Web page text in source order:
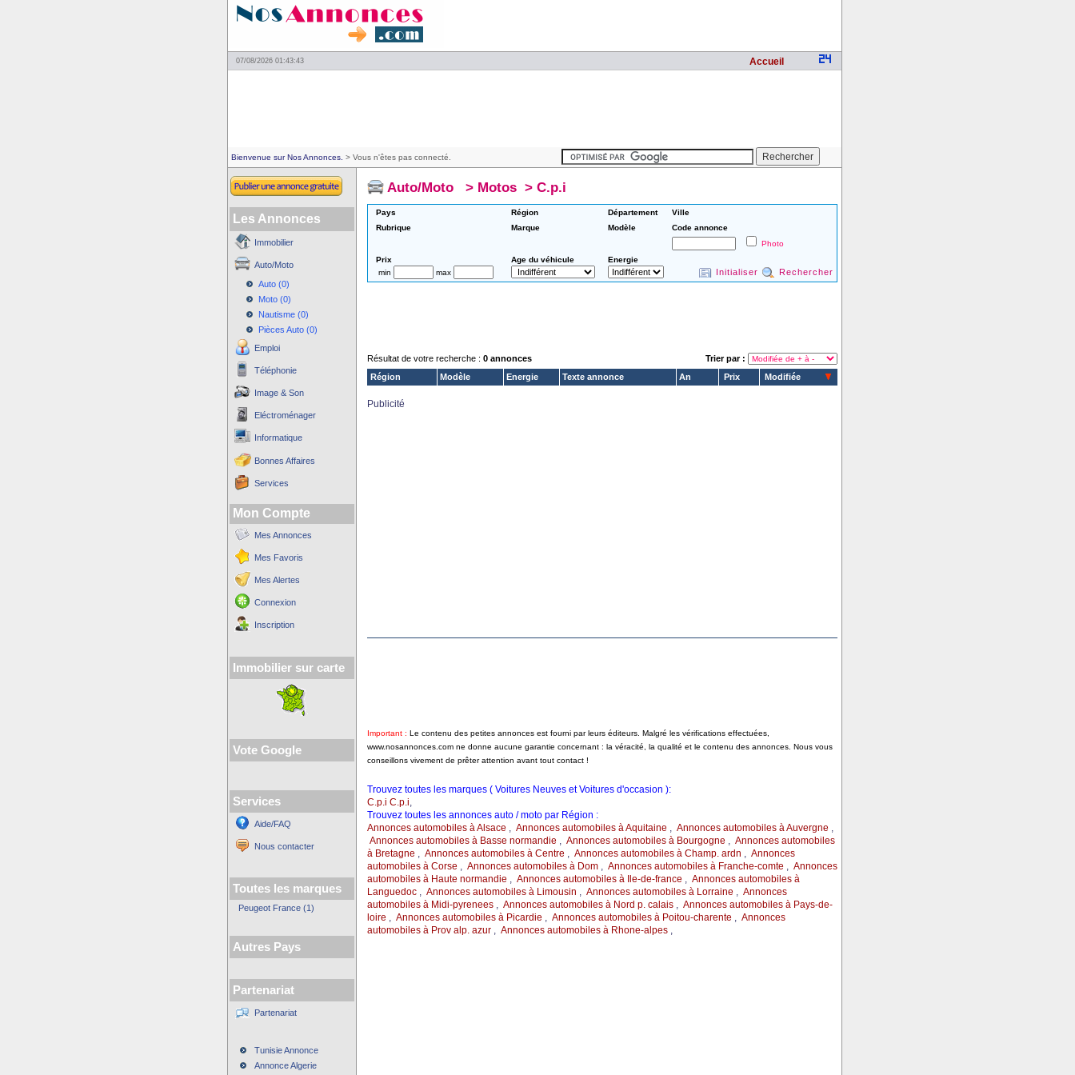
07/08/2026 01:43:43 Accueil
Bienvenue sur Nos Annonces. > Vous n'êtes pas connecté.
Les Annonces
Immobilier
Auto/Moto
Auto (0)
Moto (0)
Nautisme (0)
Pièces Auto (0)
Emploi
Téléphonie
Image & Son
Eléctroménager
Informatique
Bonnes Affaires
Services
Mon Compte
Mes Annonces
Mes Favoris
Mes Alertes
Connexion
Inscription
Immobilier sur carte
Vote Google
Services
Aide/FAQ
Nous contacter
Toutes les marques
Peugeot France (1)
Autres Pays
Partenariat
Partenariat
Tunisie Annonce
Annonce Algerie
Auto/Moto > Motos> C.p.i
Pays Région Département
Ville
Rubrique
Marque Modèle
Code annonce
Photo
Prix
Age du véhicule
Energie
min
max Initialiser Rechercher
Résultat de votre recherche : 0 annonces
Trier par :
Région
Modèle Energie Texte annonce An Prix Modifiée
Publicité
Important : Le contenu des petites annonces est fourni par leurs éditeurs. Malgré les vérifications effectuées,
www.nosannonces.com ne donne aucune garantie concernant : la véracité, la qualité et le contenu des annonces. Nous vous
conseillons vivement de prêter attention avant tout contact !
Trouvez toutes les marques ( Voitures Neuves et Voitures d'occasion ):
C.p.i C.p.i,
Trouvez toutes les annonces auto / moto par Région :
Annonces automobiles à Alsace , Annonces automobiles à Aquitaine , Annonces automobiles à Auvergne ,
Annonces automobiles à Basse normandie , Annonces automobiles à Bourgogne , Annonces automobiles
à Bretagne , Annonces automobiles à Centre , Annonces automobiles à Champ. ardn , Annonces
automobiles à Corse , Annonces automobiles à Dom, Annonces automobiles à Franche-comte , Annonces
automobiles à Haute normandie , Annonces automobiles à Ile-de-france , Annonces automobiles à
Languedoc, Annonces automobiles à Limousin , Annonces automobiles à Lorraine , Annonces
automobiles à Midi-pyrenees, Annonces automobiles à Nord p. calais, Annonces automobiles à Pays-de-
loire , Annonces automobiles à Picardie , Annonces automobiles à Poitou-charente , Annonces
automobiles à Prov alp. azur, Annonces automobiles à Rhone-alpes,